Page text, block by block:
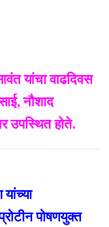
यांचा वाढदिवस
नौशाद
उपस्थित होते.
पोषणयुक्त